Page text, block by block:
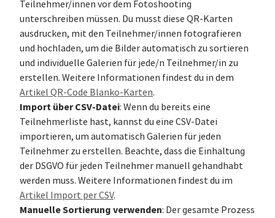
Teilnehmer/innen vor dem Fotoshooting
unterschreiben müssen. Du musst diese QR-Karten
ausdrucken, mit den Teilnehmer/innen fotografieren
und hochladen, um die Bilder automatisch zu sortieren
und individuelle Galerien für jede/n Teilnehmer/in zu
erstellen. Weitere Informationen findest du in dem
Artikel QR-Code Blanko-Karten.
Import über CSV-Datei: Wenn du bereits eine
Teilnehmerliste hast, kannst du eine CSV-Datei
importieren, um automatisch Galerien für jeden
Teilnehmer zu erstellen. Beachte, dass die Einhaltung
der DSGVO für jeden Teilnehmer manuell gehandhabt
werden muss. Weitere Informationen findest du im
Artikel Import per CSV.
Manuelle Sortierung verwenden: Der gesamte Prozess